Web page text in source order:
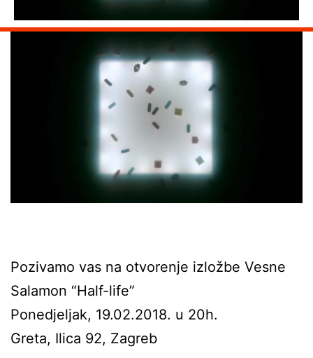
Pozivamo vas na otvorenje izložbe Vesne
Salamon “Half-life”
Ponedjeljak, 19.02.2018. u 20h.
Greta, Ilica 92, Zagreb